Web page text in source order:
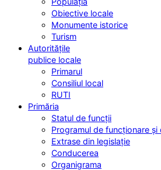
Obiective locale
Monumente istorice
Turism
Autoritățile
publice locale
Primarul
Consiliul local
RUTI
Primăria
Statul de funcții
Programul de funcționare și
Extrase din legislație
Conducerea
Organigrama